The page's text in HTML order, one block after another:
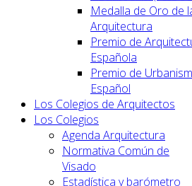
Medalla de Oro de
Arquitectura
Premio de
Española
Premio de
Español
Los Colegios de Arquitectos
Los Colegios
Agenda Arquitectura
Normativa Común de
Visado
Estadística y barómetro